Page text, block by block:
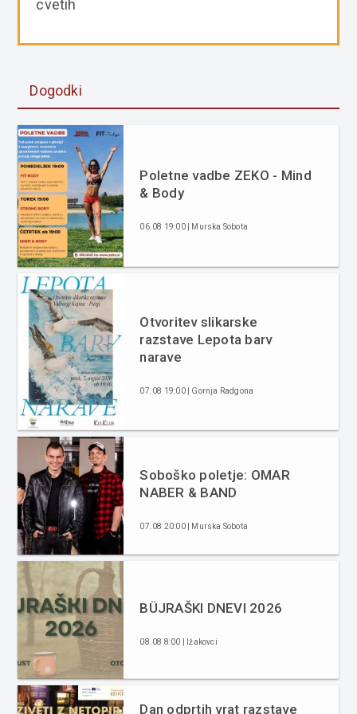
cvetih
Dogodki
Poletne vadbe ZEKO - Mind
& Body
06.08 19:00 | Murska Sobota
Otvoritev slikarske
razstave Lepota barv
narave
07.08 19:00 | Gornja Radgona
Soboško poletje: OMAR
NABER & BAND
07.08 20:00 | Murska Sobota
BÜJRAŠKI DNEVI 2026
08.08 8:00 | Ižakovci
Dan odprtih vrat razstave